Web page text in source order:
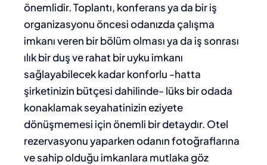
önemlidir. Toplantı, konferans ya da bir iş
organizasyonu öncesi odanızda çalışma
imkanı veren bir bölüm olması ya da iş sonrası
ılık bir duş ve rahat bir uyku imkanı
sağlayabilecek kadar konforlu -hatta
şirketinizin bütçesi dahilinde- lüks bir odada
konaklamak seyahatinizin eziyete
dönüşmemesi için önemli bir detaydır. Otel
rezervasyonu yaparken odanın fotoğraflarına
ve sahip olduğu imkanlara mutlaka göz